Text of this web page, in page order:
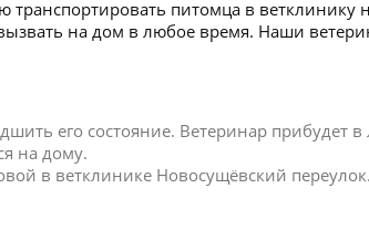
питомца в ветклинику
на дом в любое время. Наши
его состояние. Ветеринар
на дому.
в ветклинике Новосущёвский переулок.